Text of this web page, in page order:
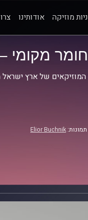
מוזיקה אודותינו
חומר מקומי
של ארץ ישראל
Elior Buchnik